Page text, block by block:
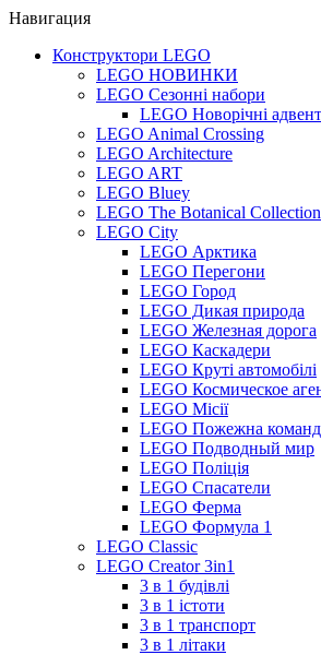
Навигация
Конструктори LEGO
LEGO НОВИНКИ
LEGO Сезонні набори
LEGO Новорічні
LEGO Animal Crossing
LEGO Architecture
LEGO ART
LEGO Bluey
LEGO The Botanical Collection
LEGO City
LEGO Арктика
LEGO Перегони
LEGO Город
LEGO Дикая природа
LEGO Железная дорога
LEGO Каскадери
LEGO Круті автомобілі
LEGO Космическое
LEGO Місії
LEGO Пожежна
LEGO Подводный мир
LEGO Поліція
LEGO Спасатели
LEGO Ферма
LEGO Формула 1
LEGO Classic
LEGO Creator 3in1
3 в 1 будівлі
3 в 1 істоти
3 в 1 транспорт
3 в 1 літаки